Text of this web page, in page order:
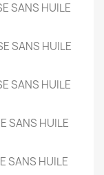
SANS HUILE
SANS HUILE
SANS HUILE
SANS HUILE
SANS HUILE